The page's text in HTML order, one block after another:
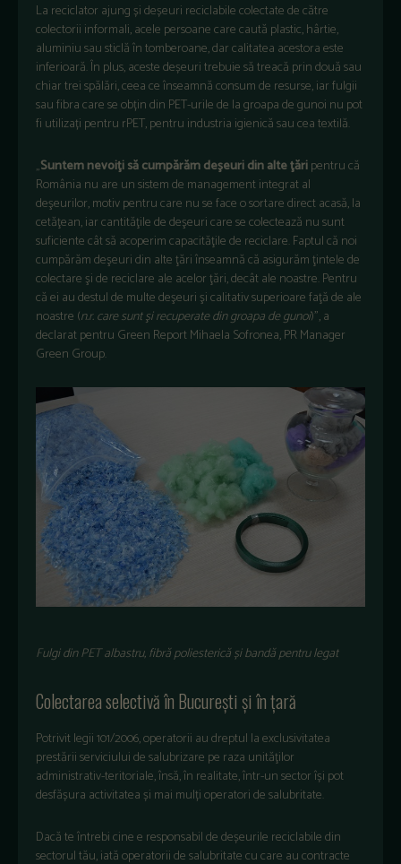
La reciclator ajung și deșeuri reciclabile colectate de către
colectorii informali, acele persoane care caută plastic, hârtie,
aluminiu sau sticlă în tomberoane, dar calitatea acestora este
inferioară. În plus, aceste deșeuri trebuie să treacă prin două sau
chiar trei spălări, ceea ce înseamnă consum de resurse, iar fulgii
sau fibra care se obțin din PET-urile de la groapa de gunoi nu pot
fi utilizați pentru rPET, pentru industria igienică sau cea textilă.
„Suntem nevoiţi să cumpărăm deşeuri din alte ţăripentru că
România nu are un sistem de management integrat al
deşeurilor, motiv pentru care nu se face o sortare direct acasă, la
cetăţean, iar cantităţile de deşeuri care se colectează nu sunt
suficiente cât să acoperim capacităţile de reciclare. Faptul că noi
cumpărăm deşeuri din alte ţări înseamnă că asigurăm ţintele de
colectare şi de reciclare ale acelor ţări, decât ale noastre. Pentru
că ei au destul de multe deşeuri şi calitativ superioare faţă de ale
noastre (n.r. care sunt şi recuperate din groapa de gunoi)”, a
declarat pentru Green Report Mihaela Sofronea, PR Manager
Green Group.
Fulgi din PET albastru, fibră poliesterică și bandă pentru legat
Colectarea selectivă în București și în țară
Potrivit legii 101/2006, operatorii au dreptul la exclusivitatea
prestării serviciului de salubrizare pe raza unităţilor
administrativ-teritoriale, însă, în realitate, într-un sector își pot
desfășura activitatea și mai mulți operatori de salubritate.
Dacă te întrebi cine e responsabil de deșeurile reciclabile din
sectorul tău, iată operatorii de salubritate cu care au contracte